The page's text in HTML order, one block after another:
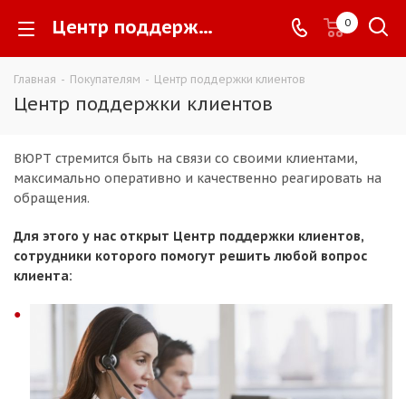
Центр поддержки клиентов - 0
Главная - Покупателям - Центр поддержки клиентов
Центр поддержки клиентов
ВЮРТ стремится быть на связи со своими клиентами,
максимально оперативно и качественно реагировать на
обращения.
Для этого у нас открыт Центр поддержки клиентов,
сотрудники которого помогут решить любой вопрос
клиента: